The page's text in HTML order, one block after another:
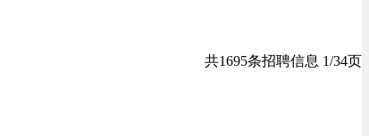
共1695条招聘信息 1/34页